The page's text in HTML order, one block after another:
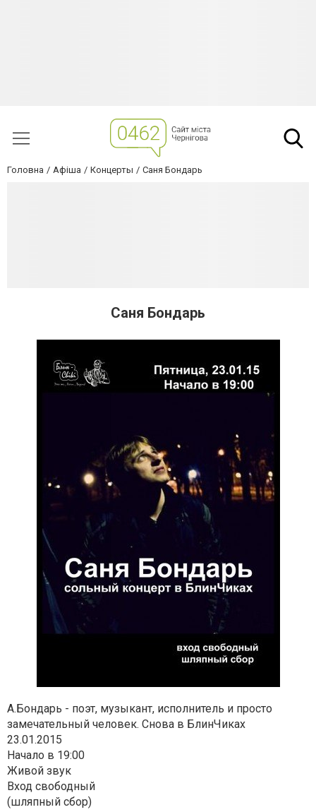
Головна Афіша Концерты Саня Бондарь
Саня Бондарь
А.Бондарь - поэт, музыкант, исполнитель и просто
замечательный человек. Снова в БлинЧиках
23.01.2015
Начало в 19:00
Живой звук
Вход свободный
(шляпный сбор)